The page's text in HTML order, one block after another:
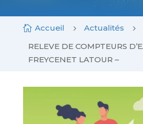
 Accueil 5 Actualités 5
RELEVE DE COMPTEURS
FREYCENET LATOUR –